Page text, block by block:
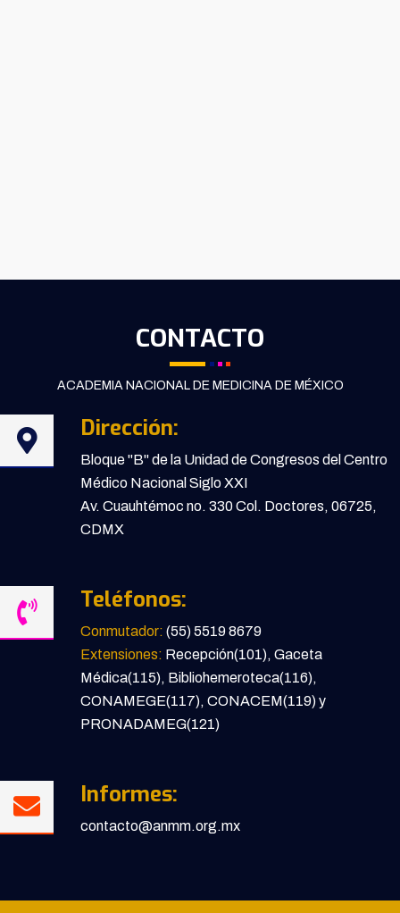
CONTACTO
ACADEMIA NACIONAL DE MEDICINA DE MÉXICO
Dirección:
Bloque "B" de la Unidad de Congresos del Centro
Médico Nacional Siglo XXI
Av. Cuauhtémoc no. 330 Col. Doctores, 06725,
CDMX
Teléfonos:
Conmutador: (55) 5519 8679
Extensiones: Recepción(101), Gaceta
Médica(115), Bibliohemeroteca(116),
CONAMEGE(117), CONACEM(119) y
PRONADAMEG(121)
Informes:
contacto@anmm.org.mx